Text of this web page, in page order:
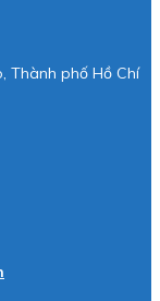
Thành phố Hồ Chí